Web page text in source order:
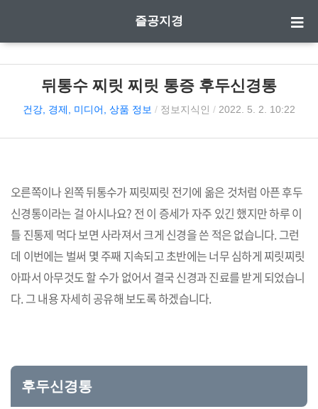
즐공지경
뒤통수 찌릿 찌릿 통증 후두신경통
건강, 경제, 미디어, 상품 정보 / 정보지식인 / 2022. 5. 2. 10:22
오른쪽이나 왼쪽 뒤통수가 찌릿찌릿 전기에 옮은 것처럼 아픈 후두
신경통이라는 걸 아시나요? 전 이 증세가 자주 있긴 했지만 하루 이
틀 진통제 먹다 보면 사라져서 크게 신경을 쓴 적은 없습니다. 그런
데 이번에는 벌써 몇 주째 지속되고 초반에는 너무 심하게 찌릿찌릿
아파서 아무것도 할 수가 없어서 결국 신경과 진료를 받게 되었습니
다. 그 내용 자세히 공유해 보도록 하겠습니다.
후두신경통